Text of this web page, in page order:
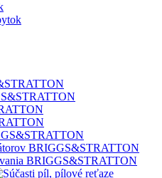
BRIGGS&STRATTON
BRIGGS&STRATTON